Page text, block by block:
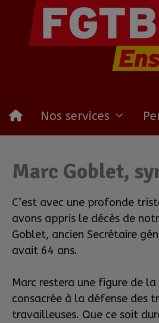
Nos services
Marc Goblet,
C’est avec une profonde
avons appris le décès de
Goblet, ancien Secrétaire
avait 64 ans.
Marc restera une figure de la
consacrée à la défense des
travailleuses. Que ce soit